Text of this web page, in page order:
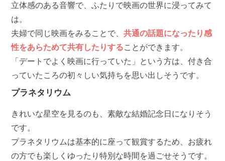
立体感のある音響で、ふたりで映画の世界に浸ってみて
は。
夫婦で同じ映画をみることで、共通の話題になったり感
性をあらためて共有したりすることができます。
「デートでよく映画に行っていた」という方は、付き合
っていたころの初々しい気持ちを思い出しそうです。
プラネタリウム
きれいな星空を見るのも、素敵な結婚記念日になりそう
です。
プラネタリウムは基本的に座って観賞するため、お疲れ
の方でも楽しくゆったり特別な時間を過ごせそうです。